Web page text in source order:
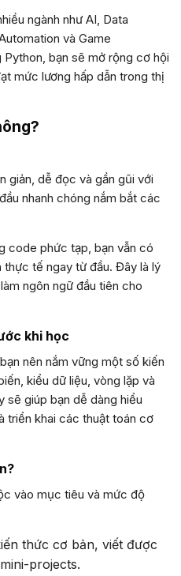
ngành như AI, Data
và Game
bạn sẽ mở rộng cơ hội
mức lương hấp dẫn trong thị
giản, dễ đọc và gần gũi với
nhanh chóng nắm bắt các
code phức tạp, bạn vẫn có
tế ngay từ đầu. Đây là lý
ngôn ngữ đầu tiên cho
khi học
nên nắm vững một số kiến
kiểu dữ liệu, vòng lặp và
sẽ giúp bạn dễ dàng hiểu
triển khai các thuật toán cơ
vào mục tiêu và mức độ
thức cơ bản, viết được
projects.